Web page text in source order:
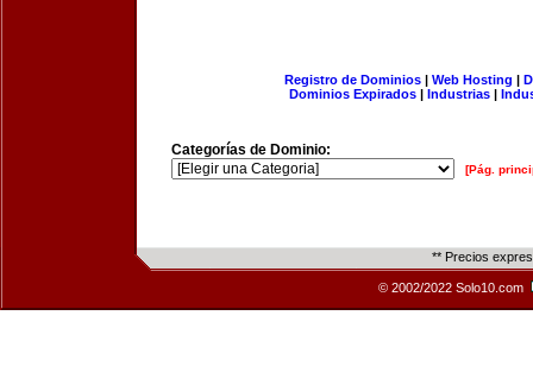
Registro de Dominios| Web Hosting |
Dominios Expirados | Industrias |
Categorías de Dominio:
[Pág.
** Precios
© 2002/2022 Solo10.com